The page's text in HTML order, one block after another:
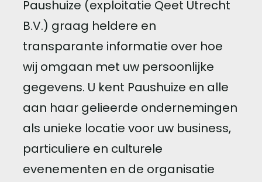
Paushuize (exploitatie Qeet Utrecht
B.V.) graag heldere en
transparante informatie over hoe
wij omgaan met uw persoonlijke
gegevens. U kent Paushuize en alle
aan haar gelieerde ondernemingen
als unieke locatie voor uw business,
particuliere en culturele
evenementen en de organisatie